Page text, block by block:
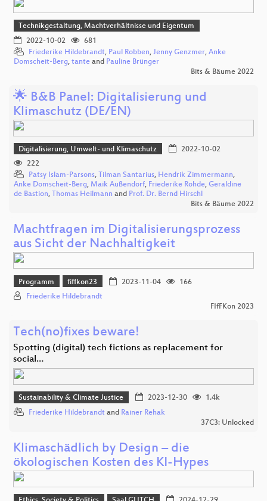
Technikgestaltung, Machtverhältnisse und Eigentum
2022-10-02
681
Friederike Hildebrandt, Paul Robben, Jenny Genzmer, Anke
Domscheit-Berg, tante and Pauline Brünger
Bits & Bäume 2022
🌟 B&B Panel: Digitalisierung und
Klimaschutz (DE/EN)
Digitalisierung, Umwelt- und Klimaschutz
2022-10-02
222
Patsy Islam-Parsons, Tilman Santarius, Hendrik Zimmermann,
Anke Domscheit-Berg, Maik Außendorf, Friederike Rohde, Geraldine
de Bastion, Thomas Heilmann and Prof. Dr. Bernd Hirschl
Bits & Bäume 2022
Machtfragen im Digitalisierungsprozess
aus Sicht der Nachhaltigkeit
Programm fiffkon23 2023-11-04
166
Friederike Hildebrandt
FIfFKon 2023
Tech(no)fixes beware!
Spotting (digital) tech fictions as replacement for
social…
Sustainability & Climate Justice 2023-12-30
1.4k
Friederike Hildebrandt and Rainer Rehak
37C3: Unlocked
Klimaschädlich by Design – die
ökologischen Kosten des KI-Hypes